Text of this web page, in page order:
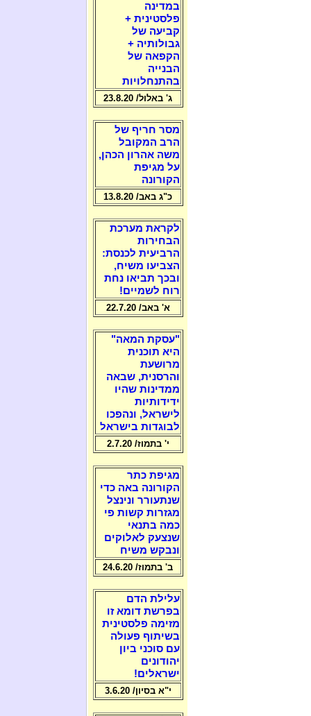
במדינה
פלסטינית +
קביעה של
גבולותיה +
הקפאה של
הבנייה
בהתנחלויות
ג' באלול/ 23.8.20
מסר חריף של
הרב המקובל
משה אהרון הכהן,
על מגיפת
הקורונה
כ"ג באב/ 13.8.20
לקראת מערכת
הבחירות
הרביעית לכנסת:
הצביעו משיח,
ובכך תביאו נחת
רוח לשמיים!
א' באב/ 22.7.20
"עסקת המאה"
היא תוכנית
מרושעת
והרסנית, שבאה
ממדינות שהיו
ידידותיות
לישראל, ונהפכו
לבוגדות בישראל
י' בתמוז/ 2.7.20
מגיפת כתר
הקורונה באה כדי
שנתעורר ונינצל
מגזרות קשות פי
כמה בתנאי
שנצעק לאלוקים
ונבקש משיח
ב' בתמוז/ 24.6.20
עלילת הדם
בפרשת דומא זו
מזימה פלסטינית
בשיתוף פעולה
עם סוכני ביון
יהודונים
ישראלים!
י"א בסיון/ 3.6.20